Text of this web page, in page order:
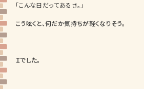
「こんな日だってあるさ。」
こう呟くと、何だか気持ちが軽くなりそう。
Ｉでした。